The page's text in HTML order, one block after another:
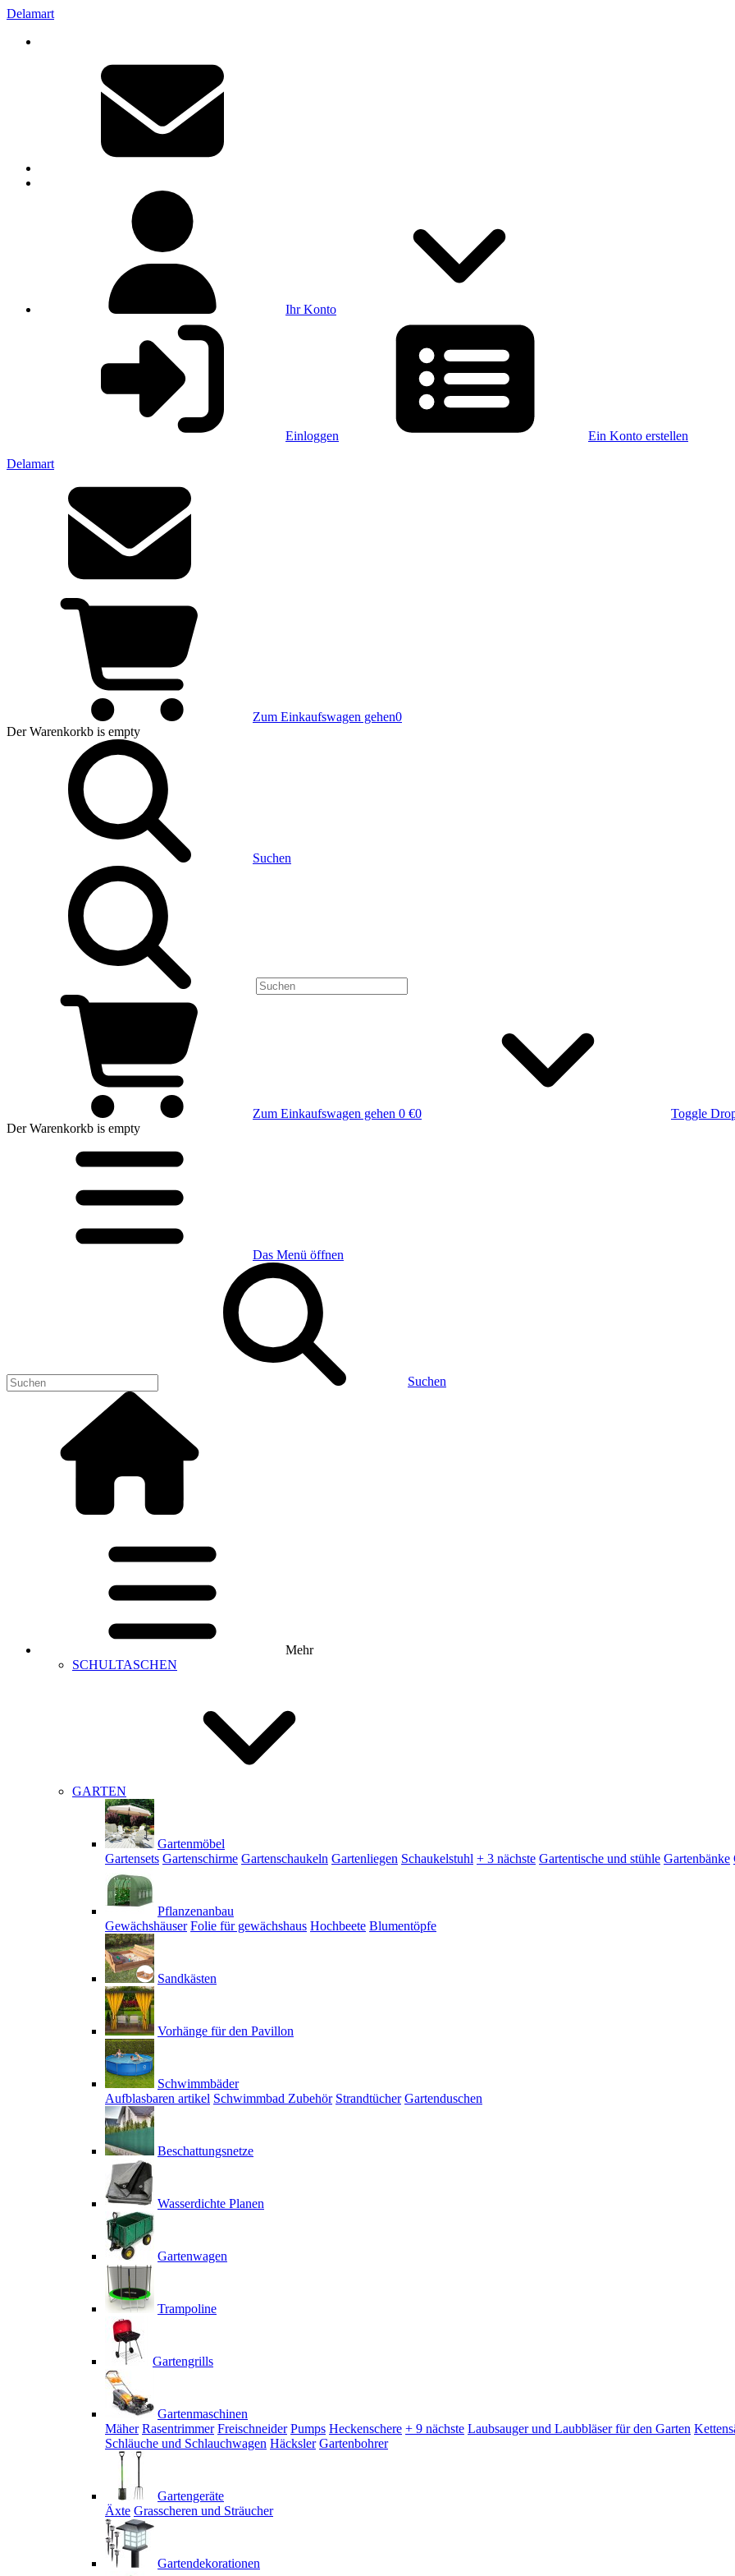
Delamart
Ihr Konto
Einloggen Ein Konto erstellen
Delamart
Zum Einkaufswagen gehen0
Der Warenkorkb is empty
Suchen
Zum Einkaufswagen gehen 0 €0
Toggle
Der Warenkorkb is empty
Das Menü öffnen
Suchen
Mehr
SCHULTASCHEN
GARTEN
Gartenmöbel
Gartensets Gartenschirme Gartenschaukeln Gartenliegen Schaukelstuhl + 3 nächste Gartentische und stühle Gartenbänke
Pflanzenanbau
Gewächshäuser Folie für gewächshaus Hochbeete Blumentöpfe
Sandkästen
Vorhänge für den Pavillon
Schwimmbäder
Aufblasbaren artikel Schwimmbad Zubehör Strandtücher Gartenduschen
Beschattungsnetze
Wasserdichte Planen
Gartenwagen
Trampoline
Gartengrills
Gartenmaschinen
Mäher Rasentrimmer Freischneider Pumps Heckenschere + 9 nächste Laubsauger und Laubbläser für den Garten
Schläuche und Schlauchwagen Häcksler Gartenbohrer
Gartengeräte
Äxte Grasscheren und Sträucher
Gartendekorationen